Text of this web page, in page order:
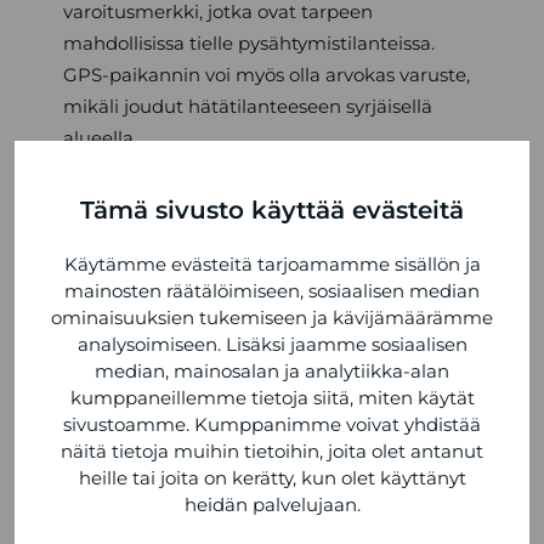
Tämä sivusto käyttää evästeitä
Käytämme evästeitä tarjoamamme sisällön ja
mainosten räätälöimiseen, sosiaalisen median
ominaisuuksien tukemiseen ja kävijämäärämme
analysoimiseen. Lisäksi jaamme sosiaalisen
median, mainosalan ja analytiikka-alan
kumppaneillemme tietoja siitä, miten käytät
sivustoamme. Kumppanimme voivat yhdistää
näitä tietoja muihin tietoihin, joita olet antanut
heille tai joita on kerätty, kun olet käyttänyt
heidän palvelujaan.
varoitusmerkki, jotka ovat tarpeen
mahdollisissa tielle pysähtymistilanteissa.
GPS-paikannin voi myös olla arvokas varuste,
mikäli joudut hätätilanteeseen syrjäisellä
alueella.
Sääolosuhteet voivat muuttua nopeasti, ja
siksi on tärkeää olla valmistautunut kaikkeen.
Me Tamlansilla suosittelemme, että pakkaat
mukaan säänkestäviä vaatteita ja jalkineita.
Vedenpitävät takit, lämpimät käsineet ja
tukevat vaelluskengät ovat hyviä esimerkkejä
varusteista, jotka auttavat sinua pysymään
mukavana ja turvassa säästä riippumatta.
Lisäksi, aurinkovoide ja hyttyskarkote ovat
pieniä, mutta tärkeitä varusteita, jotka
suojaavat sinua elementeiltä.